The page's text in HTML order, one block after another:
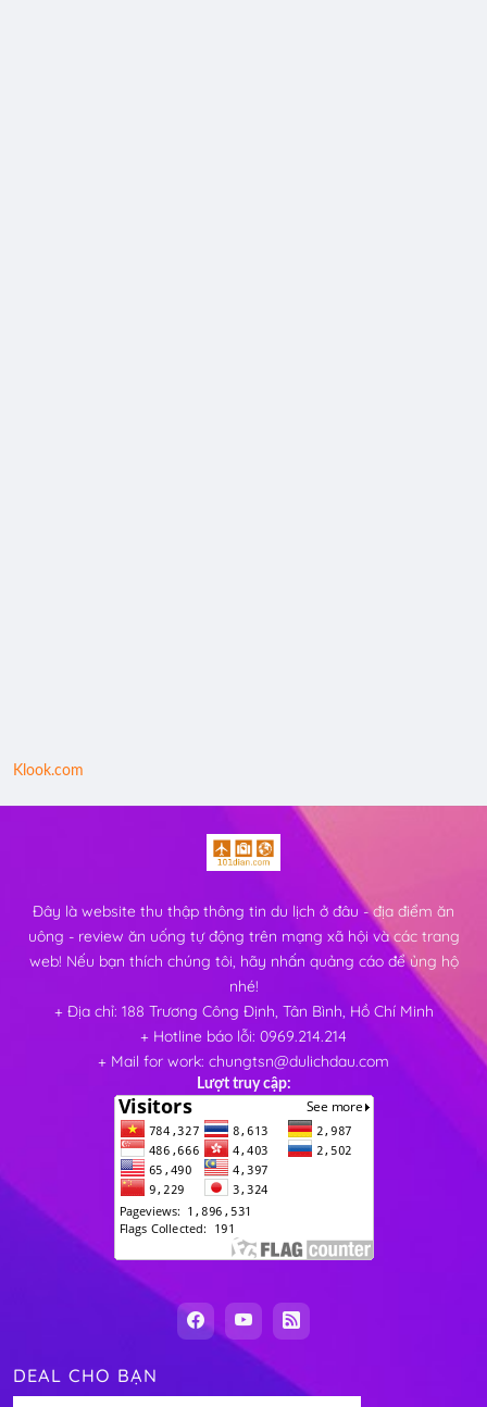
Klook.com
Đây là website thu thập thông tin du lịch ở đâu - địa điểm ăn
uông - review ăn uống tự động trên mạng xã hội và các trang
web! Nếu bạn thích chúng tôi, hãy nhấn quảng cáo để ủng hộ
nhé!
+ Địa chỉ: 188 Trương Công Định, Tân Bình, Hồ Chí Minh
+ Hotline báo lỗi: 0969.214.214
+ Mail for work: chungtsn@dulichdau.com
Lượt truy cập:
DEAL CHO BẠN